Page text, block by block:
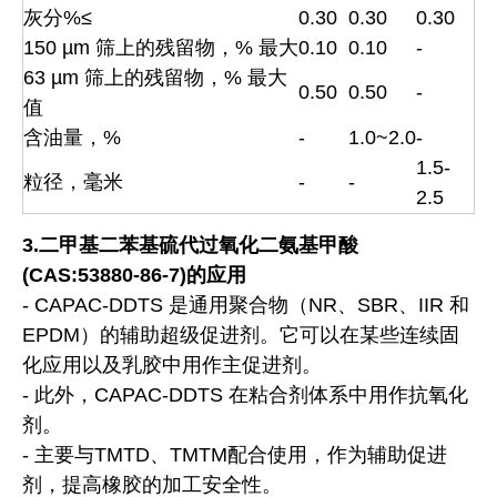
灰分%≤
0.30 0.30
0.30
150 µm 筛上的残留物，% 最大0.10 0.10
-
63 µm 筛上的残留物，% 最大
值
0.50 0.50 -
含油量，% - 1.0~2.0-
粒径，毫米
- -
1.5-
2.5
3.二甲基二苯基硫代过氧化二氨基甲酸
(CAS:53880-86-7)的应用
- CAPAC-DDTS 是通用聚合物（NR、SBR、IIR 和
EPDM）的辅助超级促进剂。它可以在某些连续固
化应用以及乳胶中用作主促进剂。
- 此外，CAPAC-DDTS 在粘合剂体系中用作抗氧化
剂。
- 主要与TMTD、TMTM配合使用，作为辅助促进
剂，提高橡胶的加工安全性。